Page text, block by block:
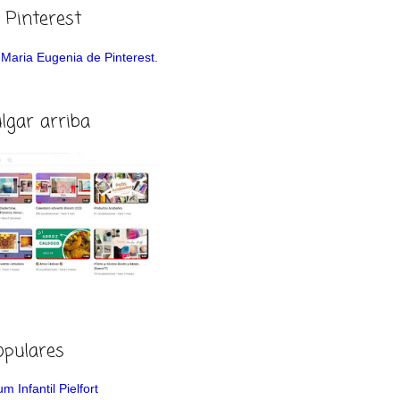
Pinterest
Eugenia de Pinterest.
arriba
Infantil Pielfort